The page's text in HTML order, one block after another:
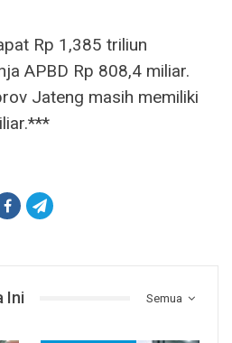
Rp 1,385 triliun
APBD Rp 808,4 miliar.
Jateng masih memiliki
Semua
Ini